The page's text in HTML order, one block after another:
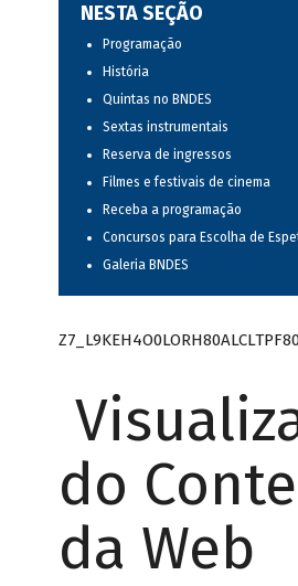
NESTA SEÇÃO
Programação
História
Quintas no BNDES
Sextas instrumentais
Reserva de ingressos
Filmes e festivais de cinema
Receba a programação
Concursos para Escolha de
Galeria BNDES
do
da Web